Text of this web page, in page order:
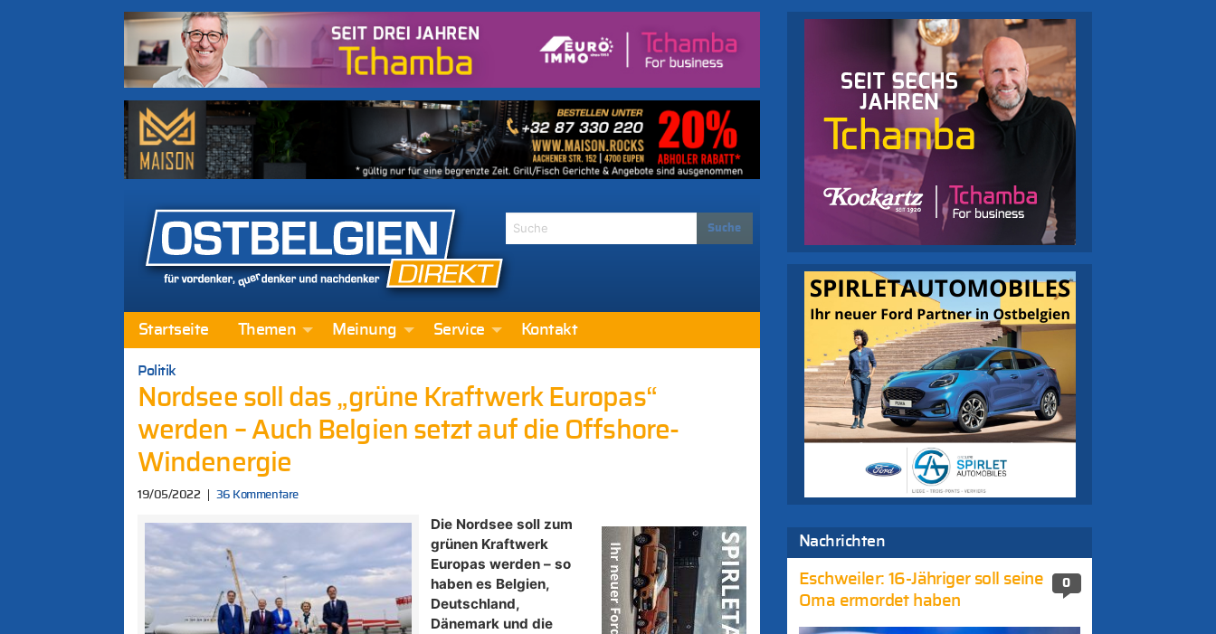
Startseite Themen Meinung Service Kontakt
Politik
Nordsee soll das „grüne Kraftwerk Europas“
werden – Auch Belgien setzt auf die Offshore-
Windenergie
19/05/2022 36 Kommentare
Die Nordsee soll zum
grünen Kraftwerk
Europas werden – so
haben es Belgien,
Deutschland,
Dänemark und die
Nachrichten
0
Eschweiler: 16-Jähriger soll seine
Oma ermordet haben